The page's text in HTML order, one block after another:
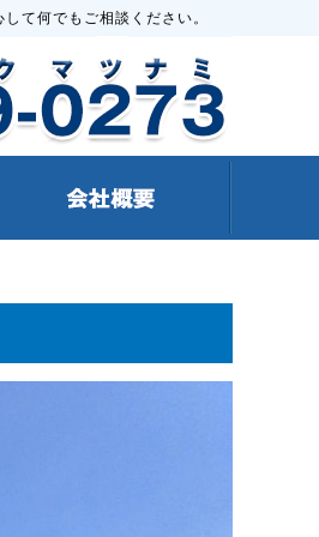
て何でもご相談ください。